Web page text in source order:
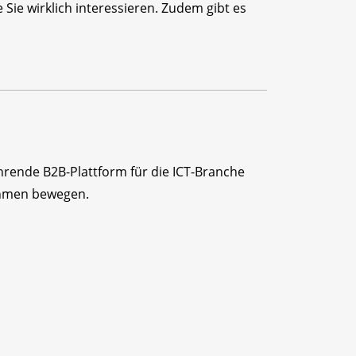
wirklich interessieren. Zudem gibt es
B2B-Plattform für die ICT-Branche
bewegen.